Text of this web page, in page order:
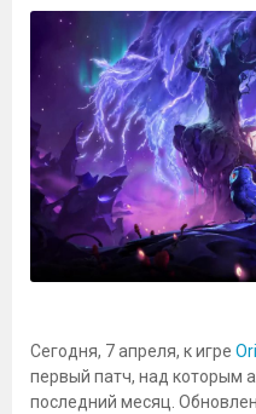
Сегодня, 7 апреля, к игре
первый патч, над которым
последний месяц.